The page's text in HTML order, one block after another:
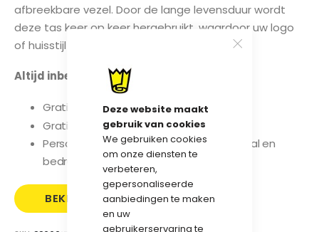
Deze website maakt
gebruik van cookies
We gebruiken cookies
om onze diensten te
verbeteren,
gepersonaliseerde
aanbiedingen te maken
en uw
gebruikerservaring te
afbreekbare vezel. Door de lange levensduur wordt
deze tas keer op keer hergebruikt, waardoor uw logo
of huisstijl langdurig zichtbaar blijft.
Altijd inbegrepen:
Gratis digitale drukproef
Gratis voorbeeldtas
Persoonlijk advies over formaat, materiaal en
bedrukking
BEKIJK
GRATIS
SAMPLE